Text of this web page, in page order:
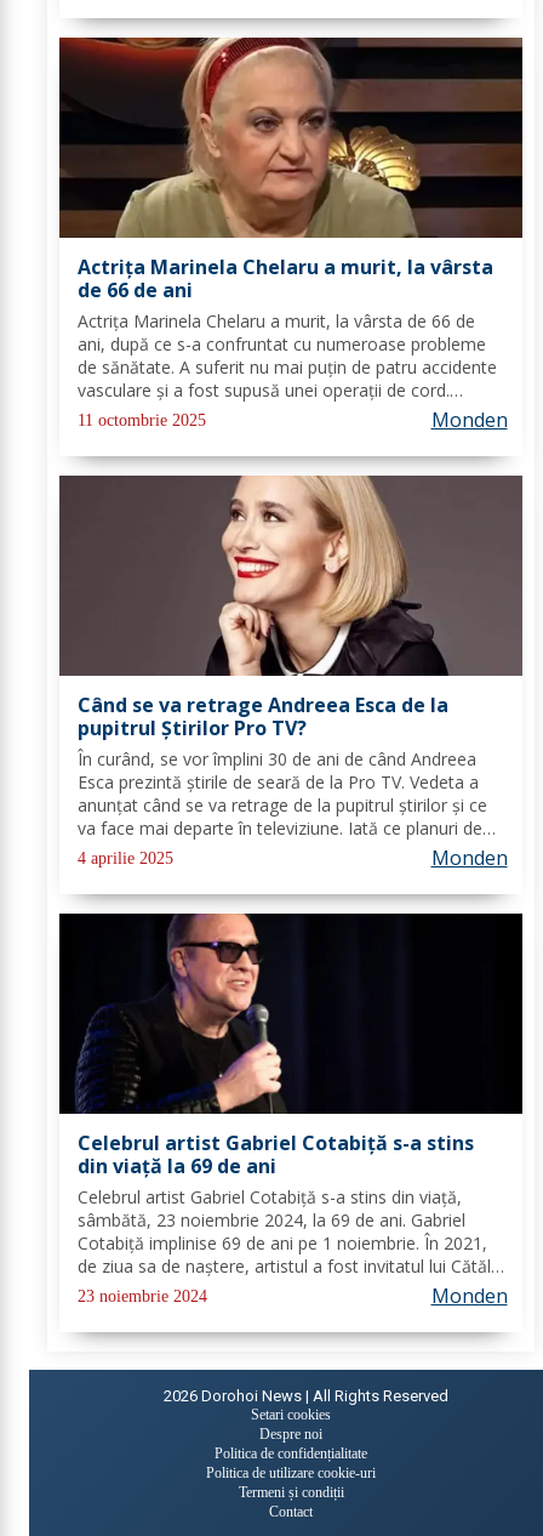
Actrița Marinela Chelaru a murit, la vârsta
de 66 de ani
Actrița Marinela Chelaru a murit, la vârsta de 66 de
ani, după ce s-a confruntat cu numeroase probleme
de sănătate. A suferit nu mai puțin de patru accidente
vasculare și a fost supusă unei operații de cord.
Actrița Marinela Chelaru suferise o operație pe inimă
11 octombrie 2025 Monden
Când se va retrage Andreea Esca de la
pupitrul Știrilor Pro TV?
În curând, se vor împlini 30 de ani de când Andreea
Esca prezintă știrile de seară de la Pro TV. Vedeta a
anunțat când se va retrage de la pupitrul știrilor și ce
va face mai departe în televiziune. Iată ce planuri de
viitor are! Andreea Esca prezintă știrile de seară de la
Pro TV de 30 de ani, are...
4 aprilie 2025 Monden
Celebrul artist Gabriel Cotabiță s-a stins
din viață la 69 de ani
Celebrul artist Gabriel Cotabiță s-a stins din viață,
sâmbătă, 23 noiembrie 2024, la 69 de ani. Gabriel
Cotabiță implinise 69 de ani pe 1 noiembrie. În 2021,
de ziua sa de naștere, artistul a fost invitatul lui Cătălin
Măruță. Solistul a vorbit despre problemele de
23 noiembrie 2024 Monden
2026 Dorohoi News | All Rights Reserved
Setari cookies
Despre noi
Politica de confidențialitate
Politica de utilizare cookie-uri
Termeni și condiții
Contact